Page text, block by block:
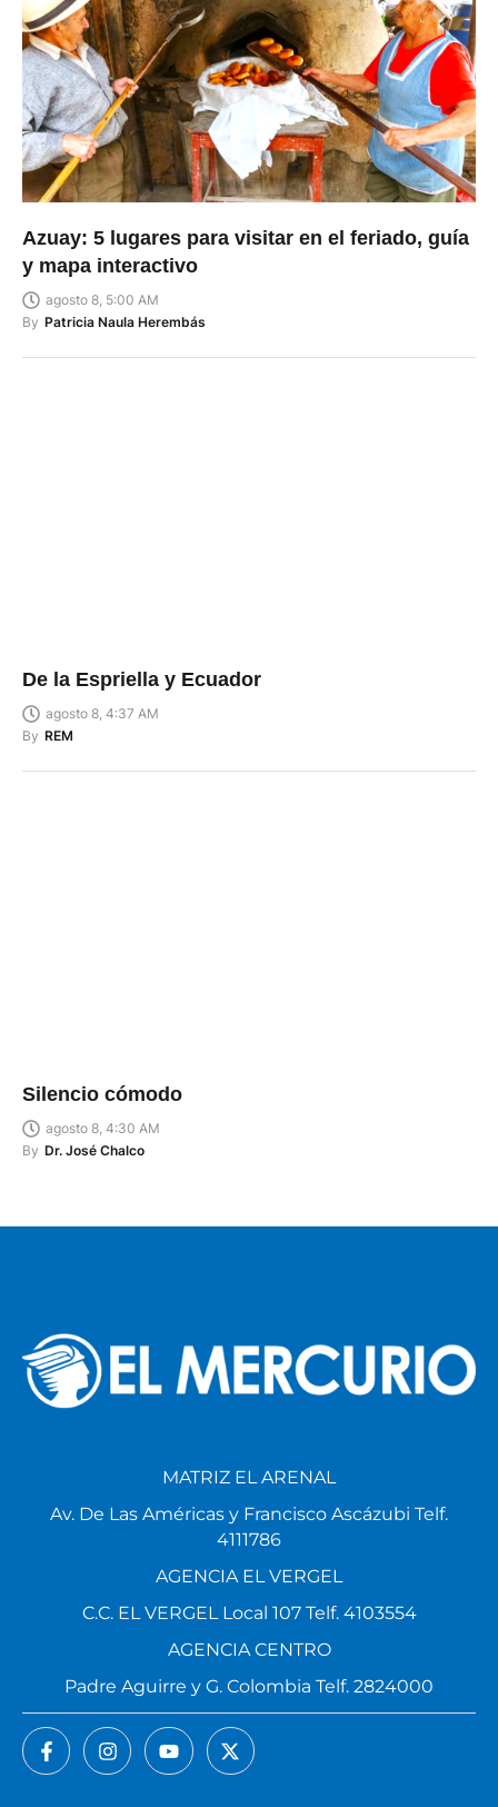
Azuay: 5 lugares para visitar en el feriado, guía
y mapa interactivo
agosto 8, 5:00 AM
By Patricia Naula Herembás
De la Espriella y Ecuador
agosto 8, 4:37 AM
By REM
Silencio cómodo
agosto 8, 4:30 AM
By Dr. José Chalco
MATRIZ EL ARENAL
Av. De Las Américas y Francisco Ascázubi Telf.
4111786
AGENCIA EL VERGEL
C.C. EL VERGEL Local 107 Telf. 4103554
AGENCIA CENTRO
Padre Aguirre y G. Colombia Telf. 2824000